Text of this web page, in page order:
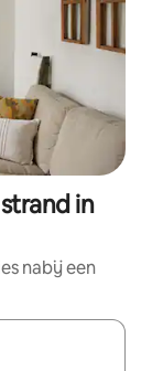
in
nabij een
je een keuze